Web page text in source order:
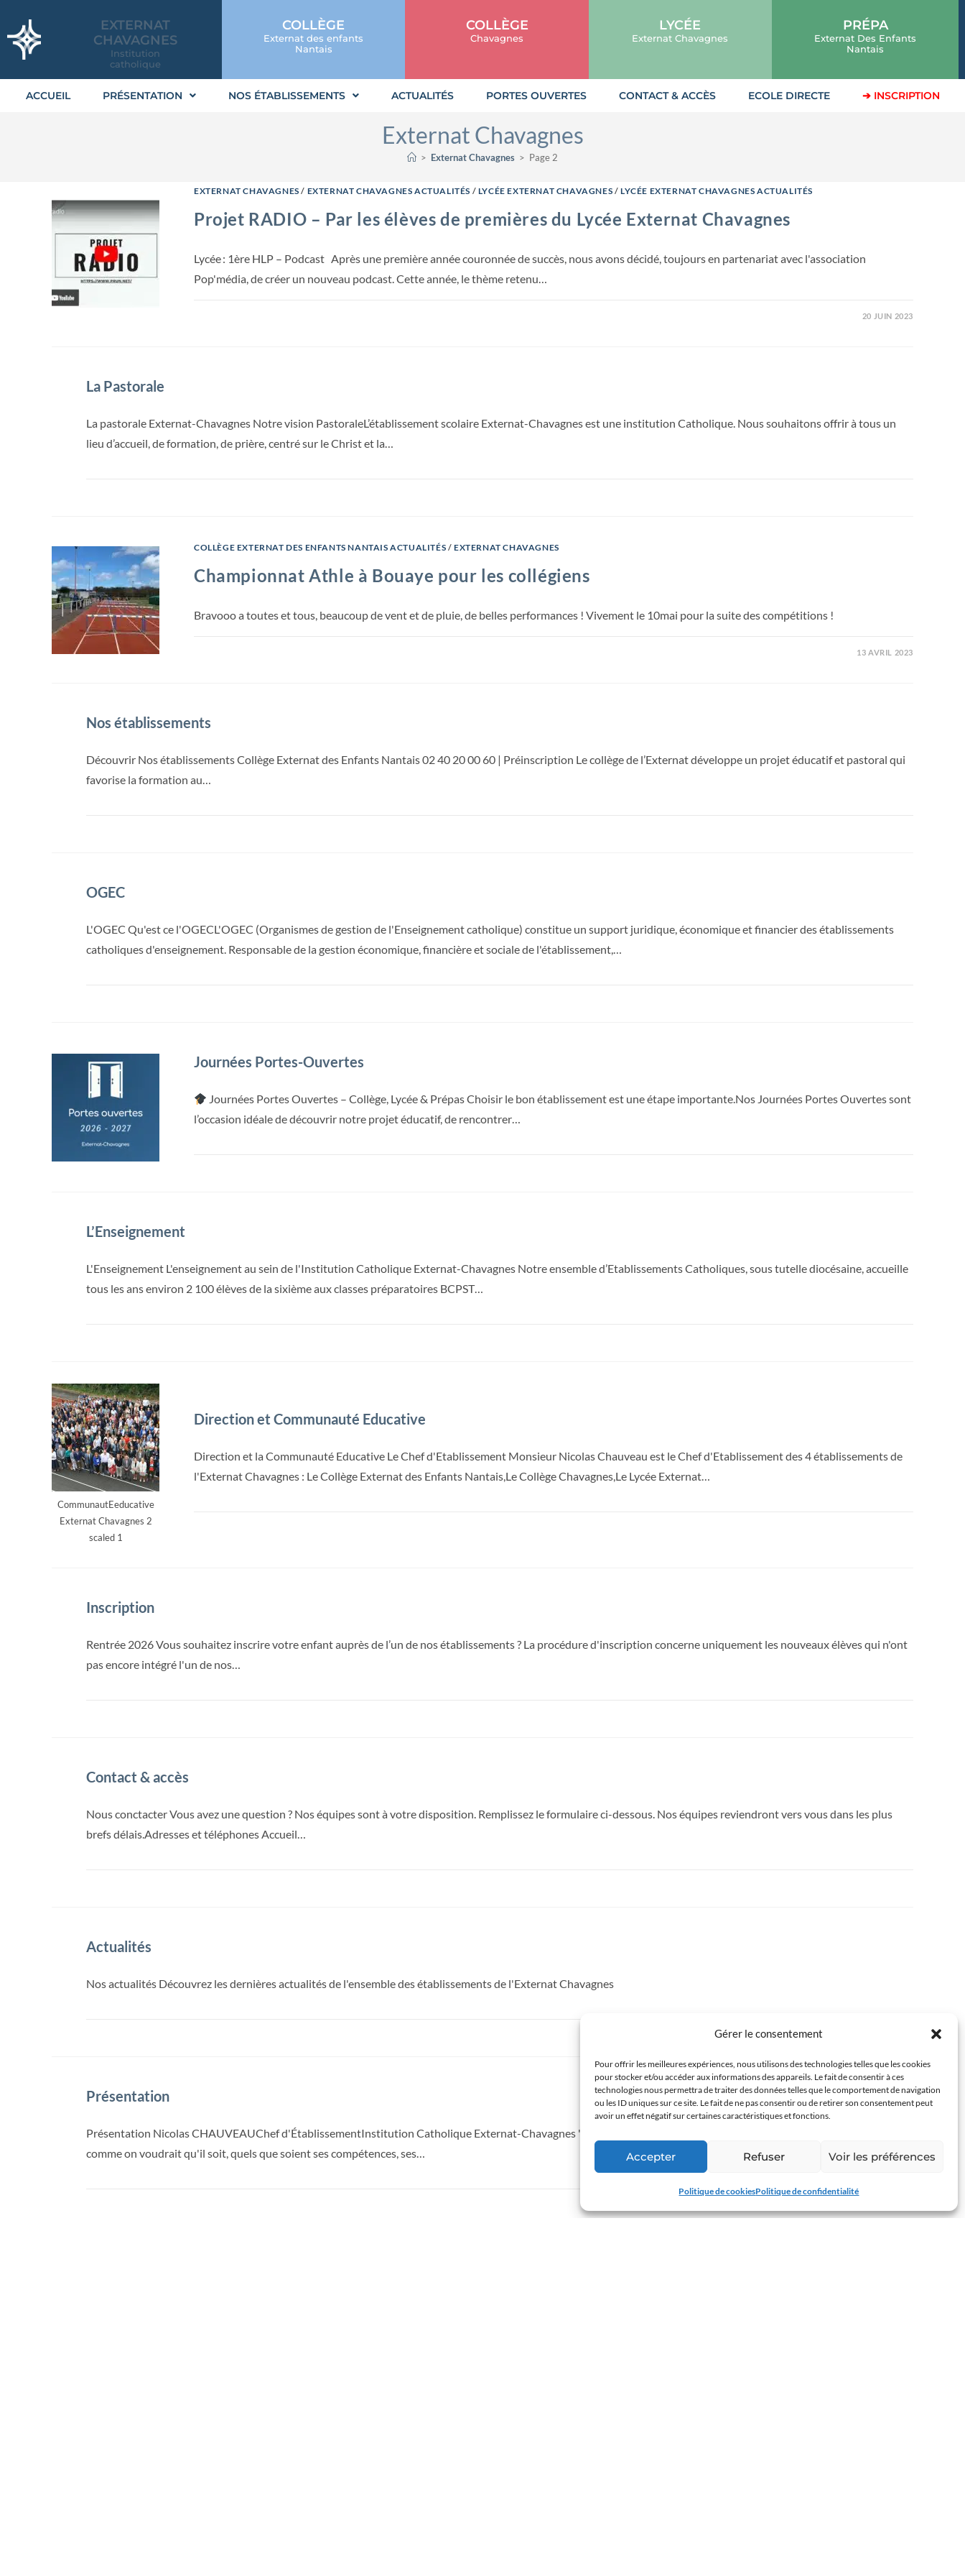
Gérer le consentement
Pour offrir les meilleures expériences, nous utilisons des technologies telles que les cookies
pour stocker et/ou accéder aux informations des appareils. Le fait de consentir à ces
technologies nous permettra de traiter des données telles que le comportement de navigation
ou les ID uniques sur ce site. Le fait de ne pas consentir ou de retirer son consentement peut
avoir un effet négatif sur certaines caractéristiques et fonctions.
Accepter Refuser Voir les préférences
Politique de cookiesPolitique de confidentialité
EXTERNAT
CHAVAGNES
Institution
catholique
COLLÈGE
Externat des enfants
Nantais
COLLÈGE
Chavagnes
LYCÉE
Externat Chavagnes
PRÉPA
Externat Des Enfants
Nantais
ACCUEIL PRÉSENTATION NOS ÉTABLISSEMENTS ACTUALITÉS PORTES OUVERTES CONTACT & ACCÈS ECOLE DIRECTE ➔ INSCRIPTION
Externat Chavagnes
> Externat Chavagnes > Page 2
EXTERNAT CHAVAGNES / EXTERNAT CHAVAGNES ACTUALITÉS / LYCÉE EXTERNAT CHAVAGNES /LYCÉE EXTERNAT CHAVAGNES ACTUALITÉS
Projet RADIO – Par les élèves de premières du Lycée Externat Chavagnes
Lycée : 1ère HLP – Podcast Après une première année couronnée de succès, nous avons décidé, toujours en partenariat avec l'association
Pop'média, de créer un nouveau podcast. Cette année, le thème retenu…
20 JUIN 2023
La Pastorale
La pastorale Externat-Chavagnes Notre vision PastoraleL’établissement scolaire Externat-Chavagnes est une institution Catholique. Nous souhaitons offrir à tous un
lieu d’accueil, de formation, de prière, centré sur le Christ et la…
COLLÈGE EXTERNAT DES ENFANTS NANTAIS ACTUALITÉS /EXTERNAT CHAVAGNES
Championnat Athle à Bouaye pour les collégiens
Bravooo a toutes et tous, beaucoup de vent et de pluie, de belles performances ! Vivement le 10mai pour la suite des compétitions !
13 AVRIL 2023
Nos établissements
Découvrir Nos établissements Collège Externat des Enfants Nantais​ 02 40 20 00 60 | Préinscription Le collège de l’Externat développe un projet éducatif et pastoral qui
favorise la formation au…
OGEC
L'OGEC Qu'est ce l'OGECL'OGEC (Organismes de gestion de l'Enseignement catholique) constitue un support juridique, économique et financier des établissements
catholiques d'enseignement. Responsable de la gestion économique, financière et sociale de l'établissement,…
Journées Portes-Ouvertes
Journées Portes Ouvertes – Collège, Lycée & Prépas Choisir le bon établissement est une étape importante.Nos Journées Portes Ouvertes sont
l’occasion idéale de découvrir notre projet éducatif, de rencontrer…
L’Enseignement
L'Enseignement L'enseignement au sein de l'Institution Catholique Externat-Chavagnes Notre ensemble d’Etablissements Catholiques, sous tutelle diocésaine, accueille
tous les ans environ 2 100 élèves de la sixième aux classes préparatoires BCPST…
CommunautEeducative
Externat Chavagnes 2
scaled 1
Direction et Communauté Educative
Direction et la Communauté Educative Le Chef d'Etablissement Monsieur Nicolas Chauveau est le Chef d'Etablissement des 4 établissements de
l'Externat Chavagnes : Le Collège Externat des Enfants Nantais,Le Collège Chavagnes,Le Lycée Externat…
Inscription
Rentrée 2026 Vous souhaitez inscrire votre enfant auprès de l’un de nos établissements ? La procédure d'inscription concerne uniquement les nouveaux élèves qui n'ont
pas encore intégré l'un de nos…
Contact & accès
Nous conctacter Vous avez une question ? Nos équipes sont à votre disposition. Remplissez le formulaire ci-dessous. Nos équipes reviendront vers vous dans les plus
brefs délais.Adresses et téléphones Accueil…
Actualités
Nos actualités Découvrez les dernières actualités de l'ensemble des établissements de l'Externat Chavagnes
Présentation
Présentation Nicolas CHAUVEAUChef d'ÉtablissementInstitution Catholique Externat-Chavagnes " Accueillir chaque jeune qui nous est confié, tel qu'il est et non pas
comme on voudrait qu'il soit, quels que soient ses compétences, ses…